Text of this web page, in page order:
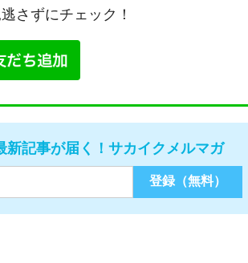
さずにチェック！
記事が届く！サカイクメルマガ